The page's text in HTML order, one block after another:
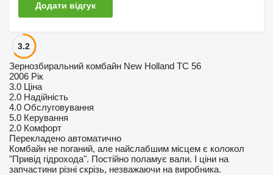
Додати відгук
3.2
Зернозбиральний комбайн New Holland ТС 56
2006 Рік
3.0 Ціна
2.0 Надійність
4.0 Обслуговування
5.0 Керування
2.0 Комфорт
Перекладено автоматично
Комбайн не поганий, але найслабшим місцем є колокол
"Привід гідрохода". Постійно поламує вали. І ціни на
запчастини різні скрізь, незважаючи на виробника.